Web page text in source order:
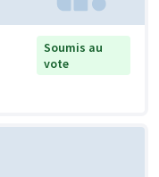
Soumis au
vote